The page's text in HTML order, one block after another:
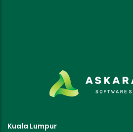
Kuala Lumpur